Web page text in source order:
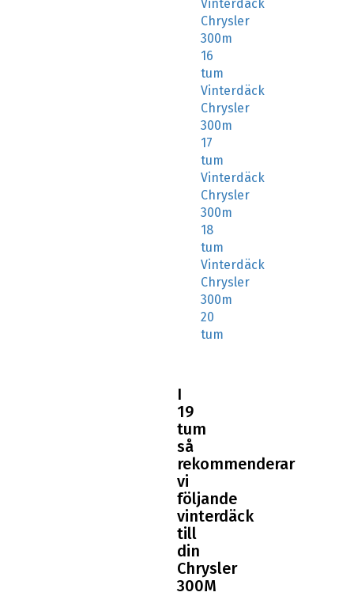
Vinterdäck
Chrysler
300m
16
tum
Vinterdäck
Chrysler
300m
17
tum
Vinterdäck
Chrysler
300m
18
tum
Vinterdäck
Chrysler
300m
20
tum
I
19
tum
så
rekommenderar
vi
följande
vinterdäck
till
din
Chrysler
300M